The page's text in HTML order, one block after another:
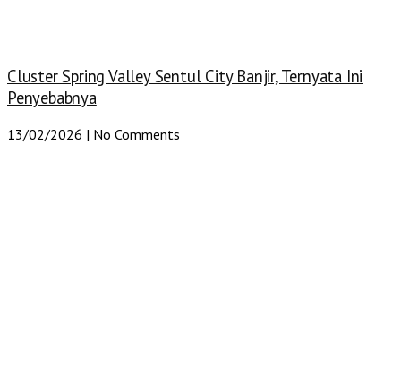
Cluster Spring Valley Sentul City Banjir, Ternyata Ini
Penyebabnya
13/02/2026 No Comments